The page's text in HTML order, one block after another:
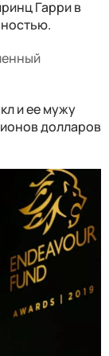
Гарри в
и ее мужу
долларов